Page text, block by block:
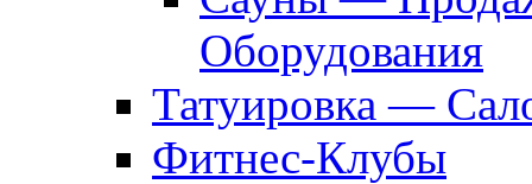
Оборудования
Татуировка —
Фитнес-Клубы